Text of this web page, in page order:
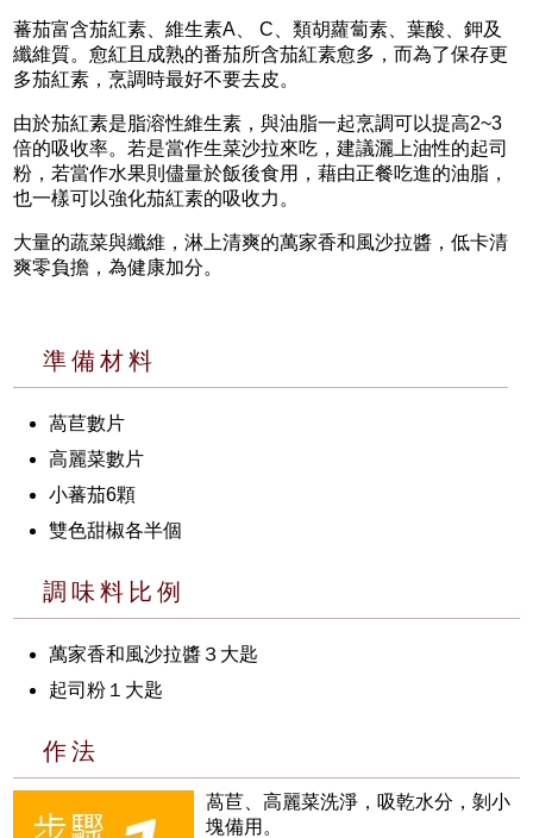
蕃茄富含茄紅素、維生素A、 C、類胡蘿蔔素、葉酸、鉀及
纖維質。愈紅且成熟的番茄所含茄紅素愈多，而為了保存更
多茄紅素，烹調時最好不要去皮。
由於茄紅素是脂溶性維生素，與油脂一起烹調可以提高2~3
倍的吸收率。若是當作生菜沙拉來吃，建議灑上油性的起司
粉，若當作水果則儘量於飯後食用，藉由正餐吃進的油脂，
也一樣可以強化茄紅素的吸收力。
大量的蔬菜與纖維，淋上清爽的萬家香和風沙拉醬，低卡清
爽零負擔，為健康加分。
準備材料
萵苣數片
高麗菜數片
小蕃茄6顆
雙色甜椒各半個
調味料比例
萬家香和風沙拉醬３大匙
起司粉１大匙
作法
萵苣、高麗菜洗淨，吸乾水分，剝小
塊備用。